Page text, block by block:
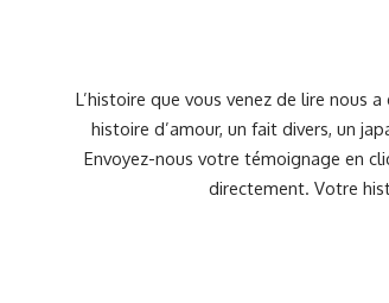
L’histoire que vous venez de lire nous
histoire d’amour, un fait divers, un
Envoyez-nous votre témoignage en
directement. Votre